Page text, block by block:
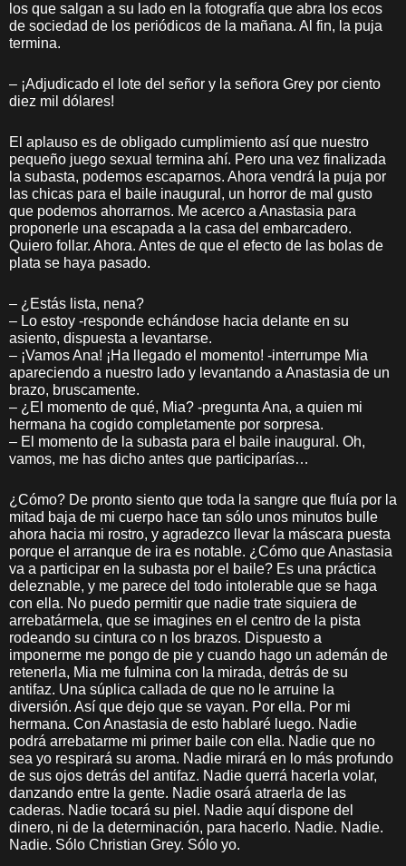
los que salgan a su lado en la fotografía que abra los ecos
de sociedad de los periódicos de la mañana. Al fin, la puja
termina.
– ¡Adjudicado el lote del señor y la señora Grey por ciento
diez mil dólares!
El aplauso es de obligado cumplimiento así que nuestro
pequeño juego sexual termina ahí. Pero una vez finalizada
la subasta, podemos escaparnos. Ahora vendrá la puja por
las chicas para el baile inaugural, un horror de mal gusto
que podemos ahorrarnos. Me acerco a Anastasia para
proponerle una escapada a la casa del embarcadero.
Quiero follar. Ahora. Antes de que el efecto de las bolas de
plata se haya pasado.
– ¿Estás lista, nena?
– Lo estoy -responde echándose hacia delante en su
asiento, dispuesta a levantarse.
– ¡Vamos Ana! ¡Ha llegado el momento! -interrumpe Mia
apareciendo a nuestro lado y levantando a Anastasia de un
brazo, bruscamente.
– ¿El momento de qué, Mia? -pregunta Ana, a quien mi
hermana ha cogido completamente por sorpresa.
– El momento de la subasta para el baile inaugural. Oh,
vamos, me has dicho antes que participarías…
¿Cómo? De pronto siento que toda la sangre que fluía por la
mitad baja de mi cuerpo hace tan sólo unos minutos bulle
ahora hacia mi rostro, y agradezco llevar la máscara puesta
porque el arranque de ira es notable. ¿Cómo que Anastasia
va a participar en la subasta por el baile? Es una práctica
deleznable, y me parece del todo intolerable que se haga
con ella. No puedo permitir que nadie trate siquiera de
arrebatármela, que se imagines en el centro de la pista
rodeando su cintura co n los brazos. Dispuesto a
imponerme me pongo de pie y cuando hago un ademán de
retenerla, Mia me fulmina con la mirada, detrás de su
antifaz. Una súplica callada de que no le arruine la
diversión. Así que dejo que se vayan. Por ella. Por mi
hermana. Con Anastasia de esto hablaré luego. Nadie
podrá arrebatarme mi primer baile con ella. Nadie que no
sea yo respirará su aroma. Nadie mirará en lo más profundo
de sus ojos detrás del antifaz. Nadie querrá hacerla volar,
danzando entre la gente. Nadie osará atraerla de las
caderas. Nadie tocará su piel. Nadie aquí dispone del
dinero, ni de la determinación, para hacerlo. Nadie. Nadie.
Nadie. Sólo Christian Grey. Sólo yo.